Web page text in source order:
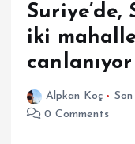
Suriye’de,
iki
canlanıyor
Alpkan Koç
0 Comments